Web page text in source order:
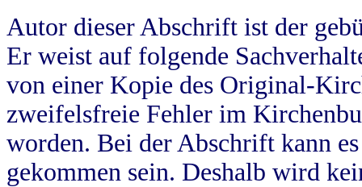
Autor dieser Abschrift ist der
Er weist auf folgende
von einer Kopie des Original-
zweifelsfreie Fehler im
worden. Bei der Abschrift kann
gekommen sein. Deshalb wird